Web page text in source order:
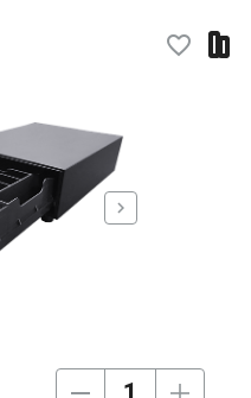
chevron_right
favorite_border